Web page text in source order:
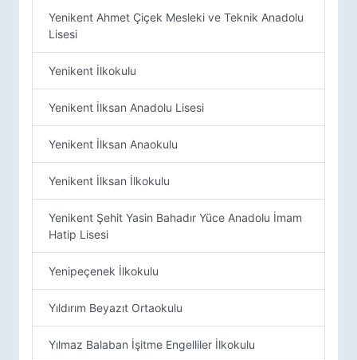
Yenikent Ahmet Çiçek Mesleki ve Teknik Anadolu
Lisesi
Yenikent İlkokulu
Yenikent İlksan Anadolu Lisesi
Yenikent İlksan Anaokulu
Yenikent İlksan İlkokulu
Yenikent Şehit Yasin Bahadır Yüce Anadolu İmam
Hatip Lisesi
Yenipeçenek İlkokulu
Yıldırım Beyazıt Ortaokulu
Yılmaz Balaban İşitme Engelliler İlkokulu